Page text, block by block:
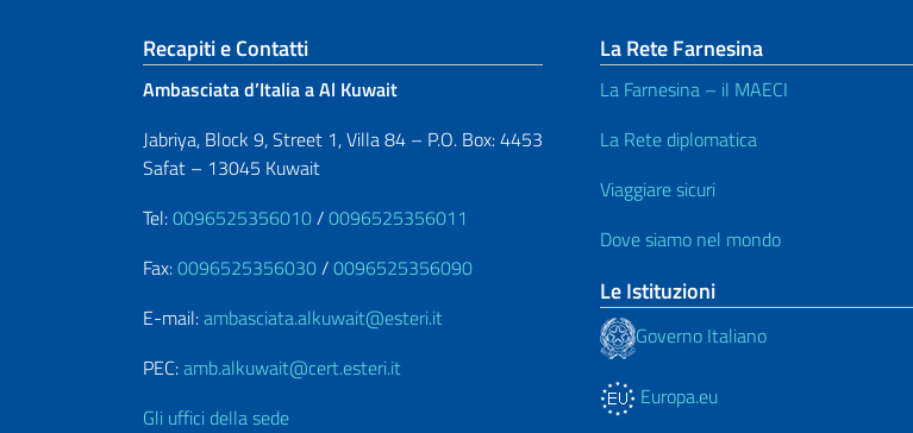
Sezione footer
Recapiti e Contatti
Ambasciata d’Italia a Al Kuwait
Jabriya, Block 9, Street 1, Villa 84 – P.O. Box: 4453
Safat – 13045 Kuwait
Tel:0096525356010/0096525356011
Fax:0096525356030/0096525356090
E-mail:ambasciata.alkuwait@esteri.it
PEC:amb.alkuwait@cert.esteri.it
Gli uffici della sede
La Rete Farnesina
La Farnesina – il MAECI
La Rete diplomatica
Viaggiare sicuri
Dove siamo nel mondo
Le Istituzioni
Governo Italiano
Europa.eu